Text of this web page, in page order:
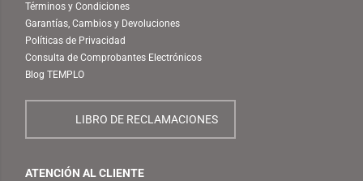
Términos y Condiciones
Garantías, Cambios y Devoluciones
Políticas de Privacidad
Consulta de Comprobantes Electrónicos
Blog TEMPLO
LIBRO DE RECLAMACIONES
ATENCIÓN AL CLIENTE